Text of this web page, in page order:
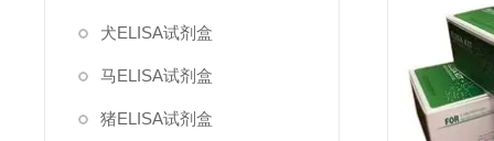
犬ELISA试剂盒
马ELISA试剂盒
猪ELISA试剂盒